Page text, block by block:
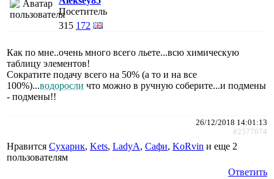
Посетитель
315 172
Как по мне..очень много всего льете...всю химическую
таблицу элементов!
Сократите подачу всего на 50% (а то и на все
100%)...водоросли что можно в ручную соберите...и подмены
- подмены!!
26/12/2018 14:01:13
#2577674
Нравится Сухарик, Kets, LadyA, Сафи, KoRvin и еще 2
пользователям
Ответить